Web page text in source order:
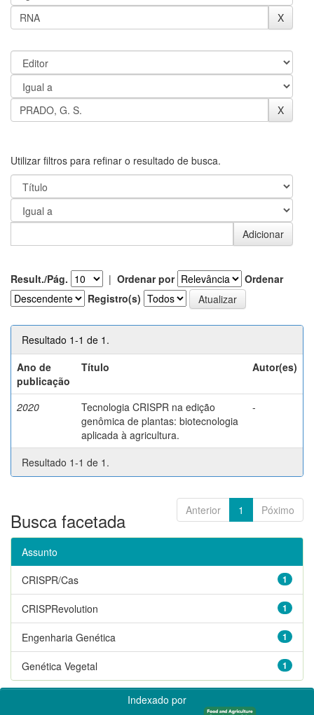
Utilizar filtros para refinar o resultado de busca.
Result./Pág. | Ordenar por
Ordenar
Registro(s)
Resultado 1-1 de 1.
Ano de
publicação
Título Autor(es)
2020
Tecnologia CRISPR na edição
genômica de plantas: biotecnologia
aplicada à agricultura.
-
Resultado 1-1 de 1.
Anterior 1 Póximo
Busca facetada
Assunto
1
CRISPR/Cas
1
CRISPRevolution
1
Engenharia Genética
1
Genética Vegetal
Indexado por